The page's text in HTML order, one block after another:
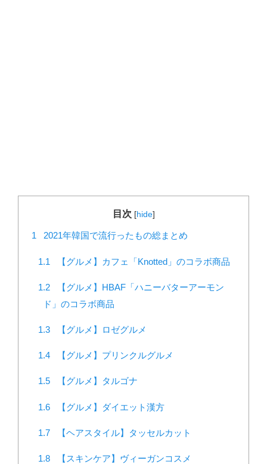
目次 [hide]
1 2021年韓国で流行ったもの総まとめ
1.1 【グルメ】カフェ「Knotted」のコラボ商品
1.2
【グルメ】HBAF「ハニーバターアーモン
ド」のコラボ商品
1.3 【グルメ】ロゼグルメ
1.4 【グルメ】プリンクルグルメ
1.5 【グルメ】タルゴナ
1.6 【グルメ】ダイエット漢方
1.7 【ヘアスタイル】タッセルカット
1.8 【スキンケア】ヴィーガンコスメ